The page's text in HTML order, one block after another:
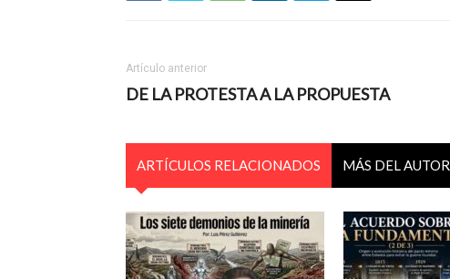
Artículo anterior
DE LA PROTESTA A LA PROPUESTA
ARTÍCULOS RELACIONADOS MÁS DEL AUTOR